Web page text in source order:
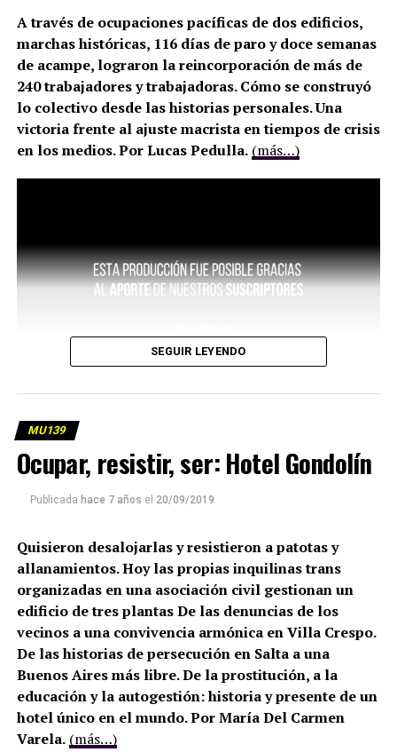
A través de ocupaciones pacíficas de dos edificios,
marchas históricas, 116 días de paro y doce semanas
de acampe, lograron la reincorporación de más de
240 trabajadores y trabajadoras. Cómo se construyó
lo colectivo desde las historias personales. Una
victoria frente al ajuste macrista en tiempos de crisis
en los medios. Por Lucas Pedulla. (más…)
SEGUIR LEYENDO
MU139
Ocupar, resistir, ser: Hotel Gondolín
Publicada hace 7 años el 20/09/2019
Quisieron desalojarlas y resistieron a patotas y
allanamientos. Hoy las propias inquilinas trans
organizadas en una asociación civil gestionan un
edificio de tres plantas De las denuncias de los
vecinos a una convivencia armónica en Villa Crespo.
De las historias de persecución en Salta a una
Buenos Aires más libre. De la prostitución, a la
educación y la autogestión: historia y presente de un
hotel único en el mundo. Por María Del Carmen
Varela. (más…)